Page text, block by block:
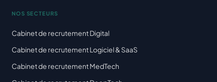
NOS SECTEURS
Cabinet de recrutement Digital
Cabinet de recrutement Logiciel & SaaS
Cabinet de recrutement MedTech